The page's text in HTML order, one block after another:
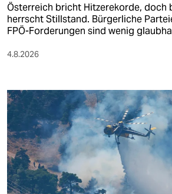
Österreich bricht Hitzerekorde, doch
herrscht Stillstand. Bürgerliche
FPÖ-Forderungen sind wenig
4.8.2026